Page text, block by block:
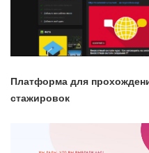
Платформа для
стажировок